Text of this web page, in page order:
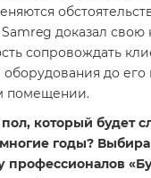
доказал свою
сопровождать
оборудования до
помещении.
который будет
годы?
профессионалов